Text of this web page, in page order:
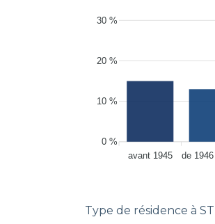
30 %
20 %
10 %
0 %
avant 1945
de
Type de résidence à